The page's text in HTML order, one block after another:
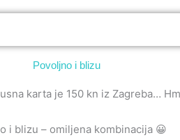
Povoljno i blizu
karta je 150 kn iz Zagreba…
i blizu – omiljena kombinacija 😀